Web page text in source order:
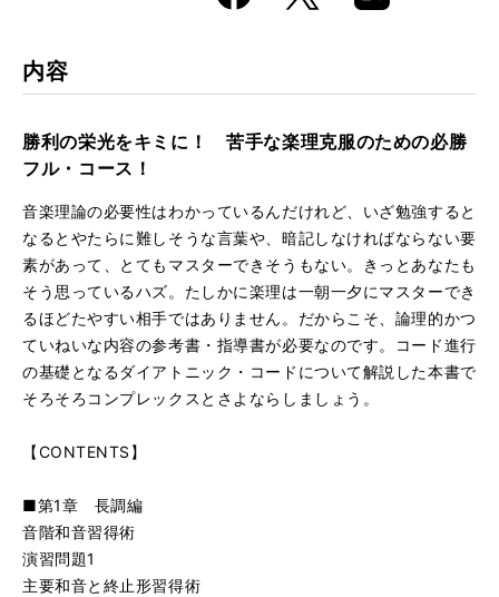
k
Boo
内容
勝利の栄光をキミに！ 苦手な楽理克服のための必勝
フル・コース！
音楽理論の必要性はわかっているんだけれど、いざ勉強すると
なるとやたらに難しそうな言葉や、暗記しなければならない要
素があって、とてもマスターできそうもない。きっとあなたも
そう思っているハズ。たしかに楽理は一朝一夕にマスターでき
るほどたやすい相手ではありません。だからこそ、論理的かつ
ていねいな内容の参考書・指導書が必要なのです。コード進行
の基礎となるダイアトニック・コードについて解説した本書で
そろそろコンプレックスとさよならしましょう。
【CONTENTS】
■第1章 長調編
音階和音習得術
演習問題1
主要和音と終止形習得術